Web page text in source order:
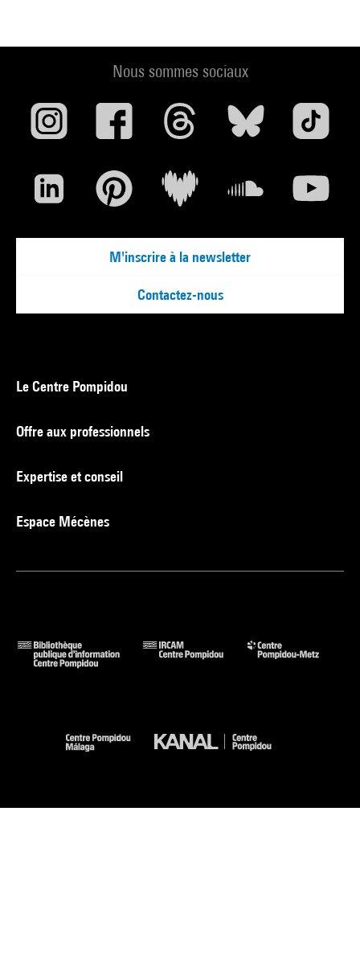
Nous sommes sociaux
M'inscrire à la newsletter
Contactez-nous
Le Centre Pompidou
Offre aux professionnels
Expertise et conseil
Espace Mécènes